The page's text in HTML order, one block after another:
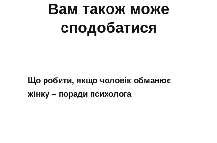
Вам також може
сподобатися
Що робити, якщо чоловік обманює
жінку – поради психолога